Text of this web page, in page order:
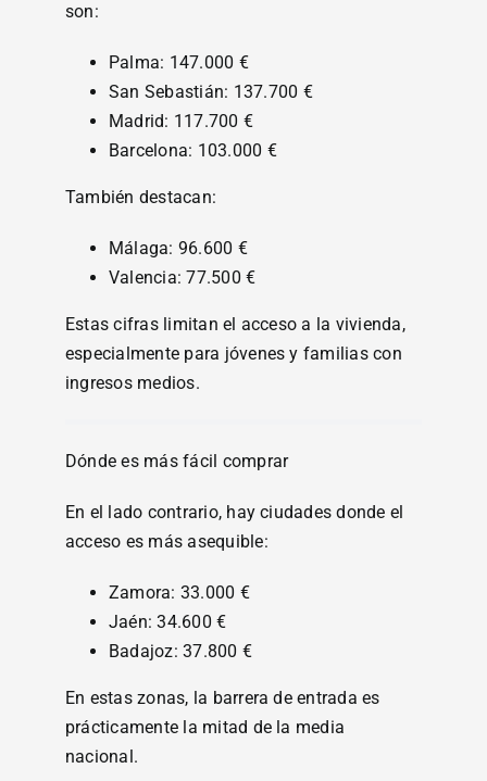
son:
Palma: 147.000 €
San Sebastián: 137.700 €
Madrid: 117.700 €
Barcelona: 103.000 €
También destacan:
Málaga: 96.600 €
Valencia: 77.500 €
Estas cifras limitan el acceso a la vivienda,
especialmente para jóvenes y familias con
ingresos medios.
Dónde es más fácil comprar
En el lado contrario, hay ciudades donde el
acceso es más asequible:
Zamora: 33.000 €
Jaén: 34.600 €
Badajoz: 37.800 €
En estas zonas, la barrera de entrada es
prácticamente la mitad de la media
nacional.